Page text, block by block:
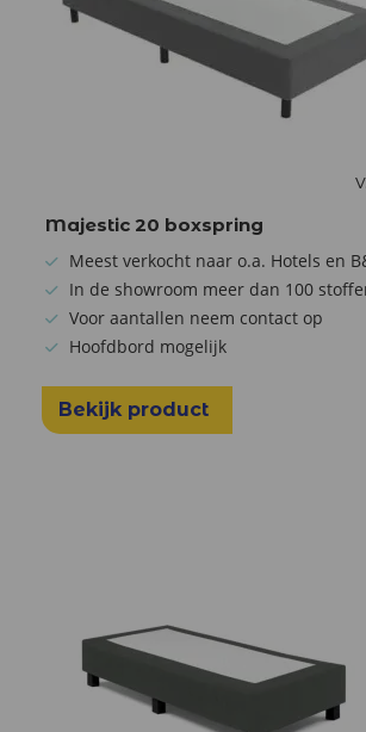
Majestic 20 boxspring
Meest verkocht naar o.a. Hotels en
In de showroom meer dan 100
Voor aantallen neem contact op
Hoofdbord mogelijk
Bekijk product